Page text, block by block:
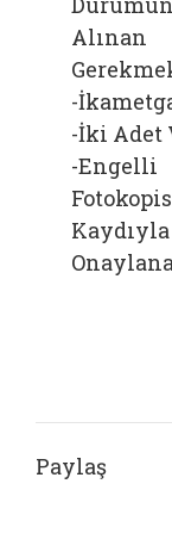
-
-İki Adet
-Engelli
Paylaş